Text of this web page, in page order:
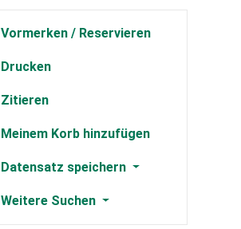
Vormerken
Drucken
Zitieren
Meinem Korb hinzufügen
Datensatz speichern
Weitere Suchen